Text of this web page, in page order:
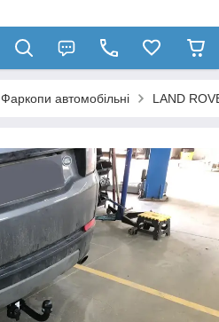
Фаркопи автомобільні LAND